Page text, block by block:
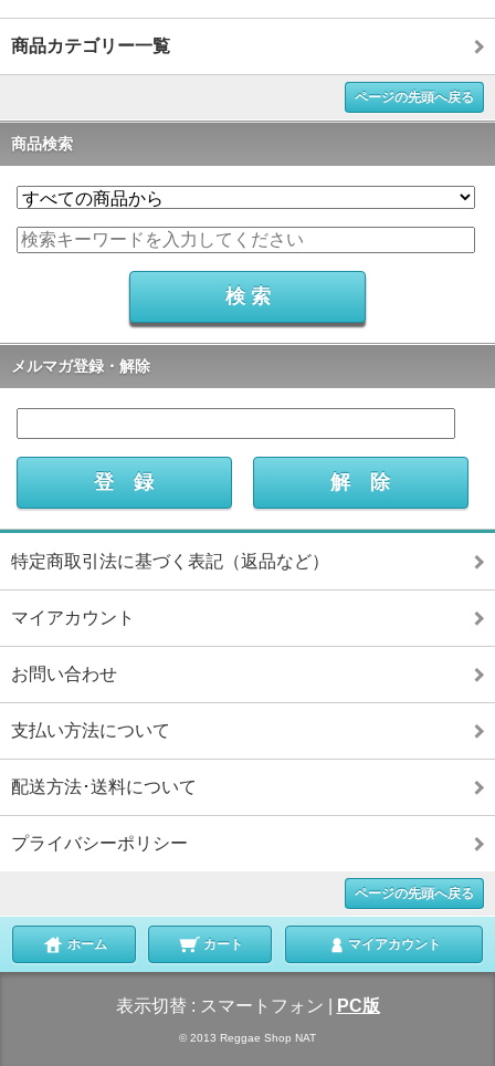
商品カテゴリー一覧
ページの先頭へ戻る
商品検索
メルマガ登録・解除
特定商取引法に基づく表記（返品など）
マイアカウント
お問い合わせ
支払い方法について
配送方法･送料について
プライバシーポリシー
ページの先頭へ戻る
ホーム カート マイアカウント
表示切替 : スマートフォン PC版
© 2013 Reggae Shop NAT